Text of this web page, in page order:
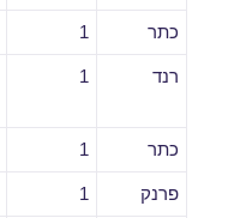
כתר 1
רנד 1
כתר 1
פרנק 1